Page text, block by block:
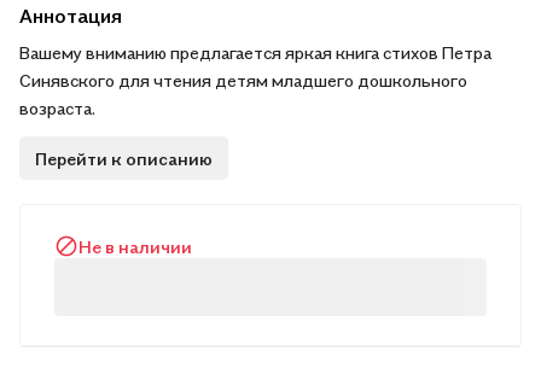
Аннотация
Вашему вниманию предлагается яркая книга стихов Петра
Синявского для чтения детям младшего дошкольного
возраста.
Перейти к описанию
Не в наличии